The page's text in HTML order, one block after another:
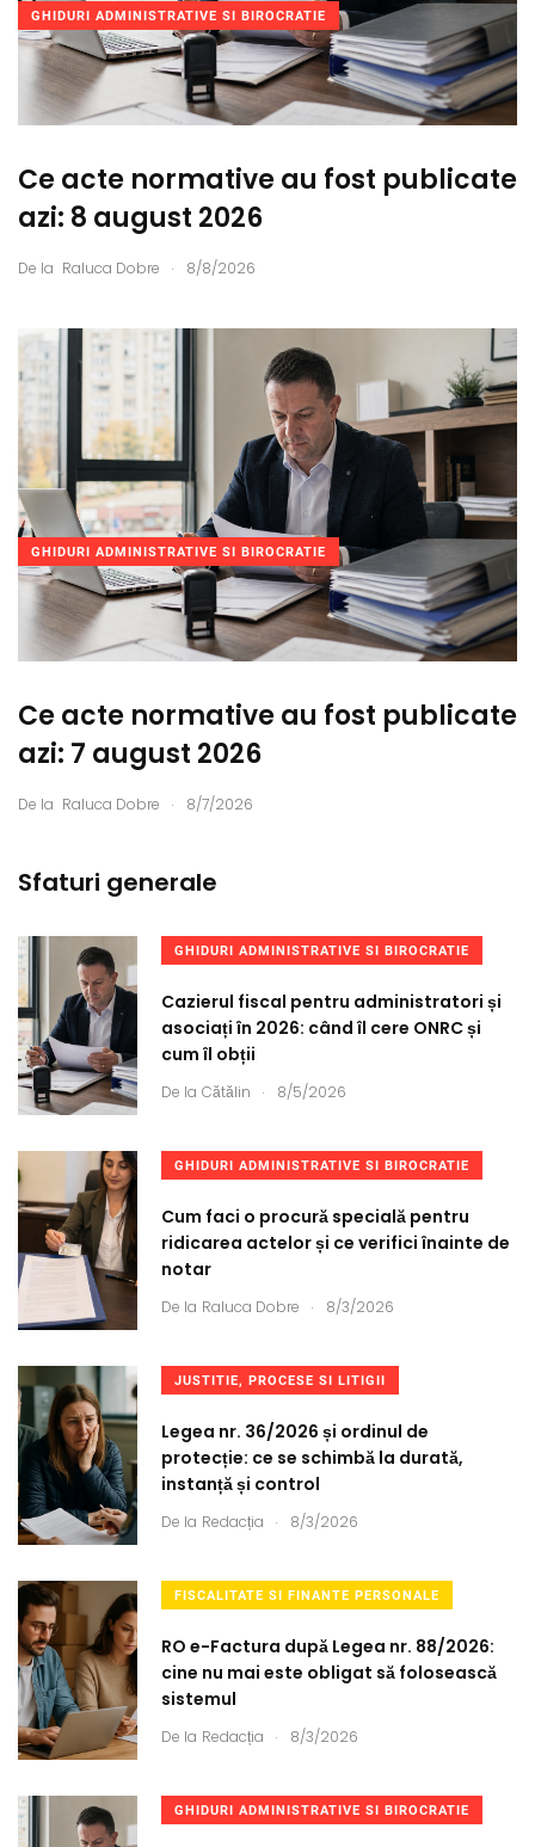
GHIDURI ADMINISTRATIVE SI BIROCRATIE
Ce acte normative au fost publicate
azi: 8 august 2026
De la Raluca Dobre . 8/8/2026
GHIDURI ADMINISTRATIVE SI BIROCRATIE
Ce acte normative au fost publicate
azi: 7 august 2026
De la Raluca Dobre . 8/7/2026
Sfaturi generale
GHIDURI ADMINISTRATIVE SI BIROCRATIE
Cazierul fiscal pentru administratori și
asociați în 2026: când îl cere ONRC și
cum îl obții
De la Cătălin . 8/5/2026
GHIDURI ADMINISTRATIVE SI BIROCRATIE
Cum faci o procură specială pentru
ridicarea actelor și ce verifici înainte de
notar
De la Raluca Dobre . 8/3/2026
JUSTITIE, PROCESE SI LITIGII
Legea nr. 36/2026 și ordinul de
protecție: ce se schimbă la durată,
instanță și control
De la Redacția . 8/3/2026
FISCALITATE SI FINANTE PERSONALE
RO e-Factura după Legea nr. 88/2026:
cine nu mai este obligat să folosească
sistemul
De la Redacția . 8/3/2026
GHIDURI ADMINISTRATIVE SI BIROCRATIE